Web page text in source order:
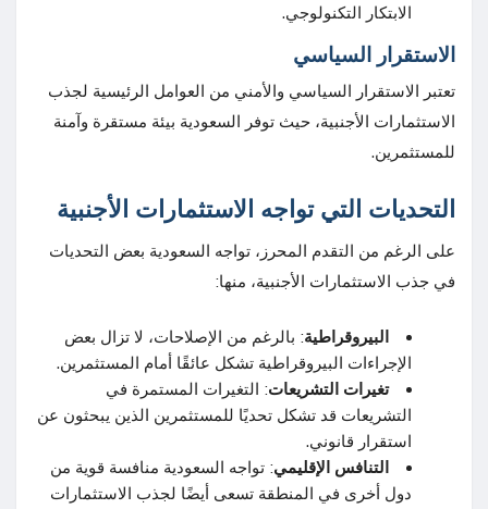
الابتكار التكنولوجي.
الاستقرار السياسي
تعتبر الاستقرار السياسي والأمني من العوامل الرئيسية لجذب
الاستثمارات الأجنبية، حيث توفر السعودية بيئة مستقرة وآمنة
للمستثمرين.
التحديات التي تواجه الاستثمارات الأجنبية
على الرغم من التقدم المحرز، تواجه السعودية بعض التحديات
في جذب الاستثمارات الأجنبية، منها:
البيروقراطية: بالرغم من الإصلاحات، لا تزال بعض
الإجراءات البيروقراطية تشكل عائقًا أمام المستثمرين.
تغيرات التشريعات: التغيرات المستمرة في
التشريعات قد تشكل تحديًا للمستثمرين الذين يبحثون عن
استقرار قانوني.
التنافس الإقليمي: تواجه السعودية منافسة قوية من
دول أخرى في المنطقة تسعى أيضًا لجذب الاستثمارات